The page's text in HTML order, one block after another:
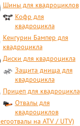
Шины для квадроциклов
Кофр для
квадроцикла
Кенгурин Бампер для
квадроцикла
Диски для квадроцикла
Защита днища для
квадроцикла
Прицеп для квадроцикла
Отвалы для
квадроциклов
на ATV / UTV)